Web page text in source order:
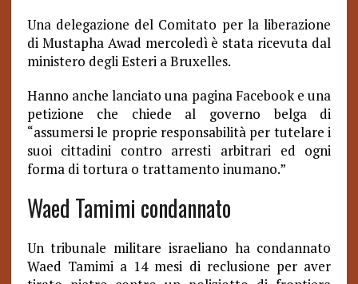
Una delegazione del Comitato per la liberazione
di Mustapha Awad mercoledì è stata ricevuta dal
ministero degli Esteri a Bruxelles.
Hanno anche lanciato una pagina Facebook e una
petizione che chiede al governo belga di
“assumersi le proprie responsabilità per tutelare i
suoi cittadini contro arresti arbitrari ed ogni
forma di tortura o trattamento inumano.”
Waed Tamimi condannato
Un tribunale militare israeliano ha condannato
Waed Tamimi a 14 mesi di reclusione per aver